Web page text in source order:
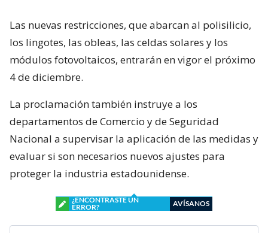
Las nuevas restricciones, que abarcan al polisilicio,
los lingotes, las obleas, las celdas solares y los
módulos fotovoltaicos, entrarán en vigor el próximo
4 de diciembre.
La proclamación también instruye a los
departamentos de Comercio y de Seguridad
Nacional a supervisar la aplicación de las medidas y
evaluar si son necesarios nuevos ajustes para
proteger la industria estadounidense.
¿ENCONTRASTE UN
ERROR?
AVÍSANOS